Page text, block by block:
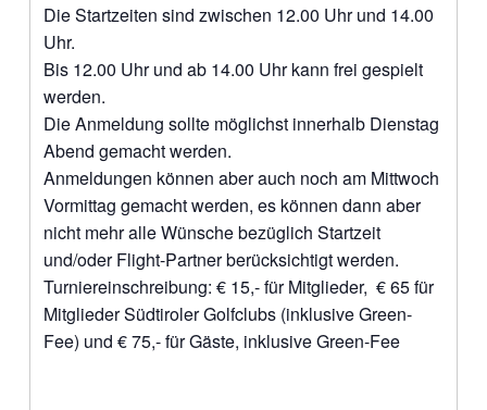
Die Startzeiten sind zwischen 12.00 Uhr und 14.00
Uhr.
Bis 12.00 Uhr und ab 14.00 Uhr kann frei gespielt
werden.
Die Anmeldung sollte möglichst innerhalb Dienstag
Abend gemacht werden.
Anmeldungen können aber auch noch am Mittwoch
Vormittag gemacht werden, es können dann aber
nicht mehr alle Wünsche bezüglich Startzeit
und/oder Flight-Partner berücksichtigt werden.
Turniereinschreibung: € 15,- für Mitglieder, € 65 für
Mitglieder Südtiroler Golfclubs (inklusive Green-
Fee) und € 75,- für Gäste, inklusive Green-Fee